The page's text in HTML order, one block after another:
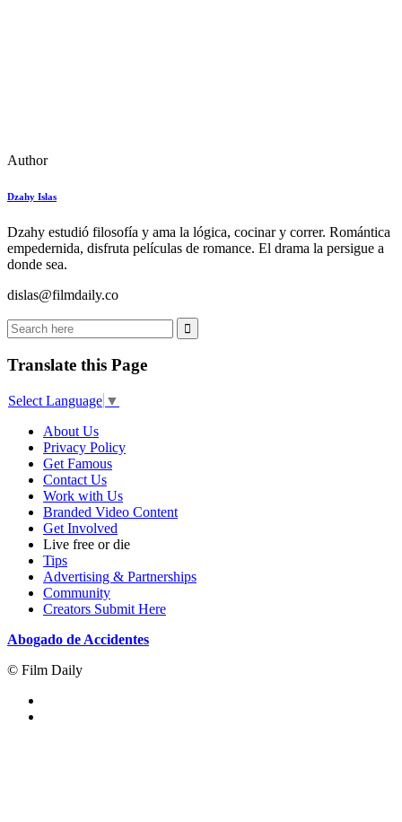
Author
Dzahy Islas
Dzahy estudió filosofía y ama la lógica, cocinar y correr. Romántica
empedernida, disfruta películas de romance. El drama la persigue a
donde sea.
dislas@filmdaily.co
Translate this Page
Select Language ▼
About Us
Privacy Policy
Get Famous
Contact Us
Work with Us
Branded Video Content
Get Involved
Live free or die
Tips
Advertising & Partnerships
Community
Creators Submit Here
Abogado de Accidentes
© Film Daily